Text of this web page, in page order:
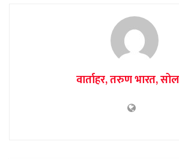
वार्ताहर, तरुण भारत,